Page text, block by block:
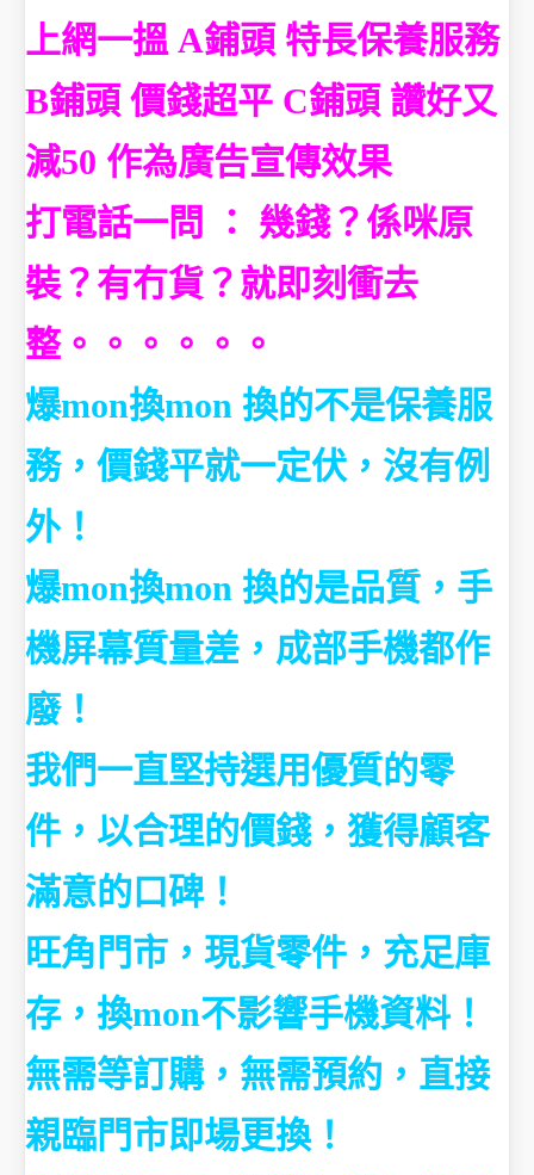
上網一搵 A鋪頭 特長保養服務
B鋪頭 價錢超平 C鋪頭 讚好又
減50 作為廣告宣傳效果
打電話一問 ： 幾錢？係咪原
裝？有冇貨？就即刻衝去
整。。。。。。
爆mon換mon 換的不是保養服
務，價錢平就一定伏，沒有例
外！
爆mon換mon 換的是品質，手
機屏幕質量差，成部手機都作
廢！
我們一直堅持選用優質的零
件，以合理的價錢，獲得顧客
滿意的口碑！
旺角門市，現貨零件，充足庫
存，換mon不影響手機資料！
無需等訂購， 無需預約，直接
親臨門市即場更換！